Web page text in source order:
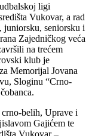
ligi
Vukovar, a rad
juniorsku, seniorsku i
Zajedničkog veća
na trećem
klub je
Memorijal Jovana
Sloginu “Crno-
belih, Uprave i
Gajićem te
Vukovar –